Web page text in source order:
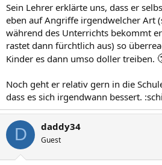
Sein Lehrer erklärte uns, dass er
eben auf Angriffe irgendwelcher Art
während des Unterrichts bekommt
rastet dann fürchtlich aus) so
Kinder es dann umso doller treiben.
Noch geht er relativ gern in die
dass es sich irgendwann bessert.
D daddy34
Guest